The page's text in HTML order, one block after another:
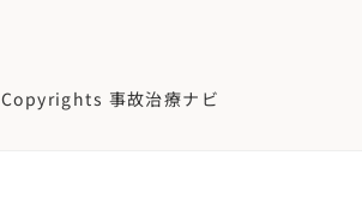
Copyrights 事故治療ナビ